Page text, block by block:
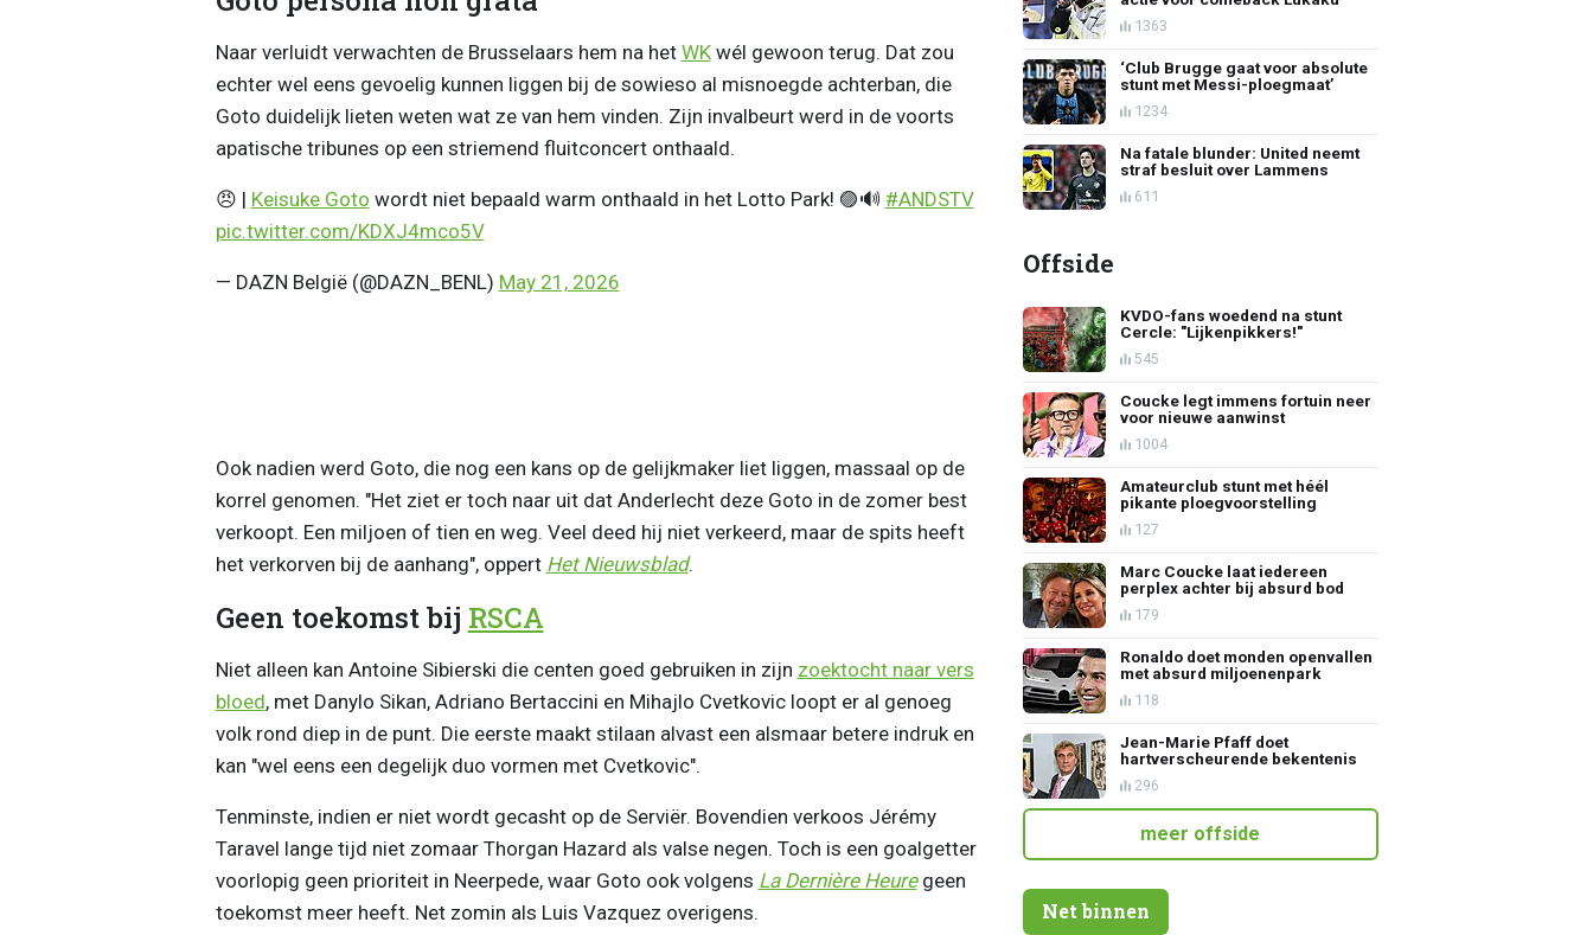
Naar verluidt verwachten de Brusselaars hem na het WKwél gewoon terug. Dat zou
echter wel eens gevoelig kunnen liggen bij de sowieso al misnoegde achterban, die
Goto duidelijk lieten weten wat ze van hem vinden. Zijn invalbeurt werd in de voorts
apatische tribunes op een striemend fluitconcert onthaald.
😠 | Keisuke Goto wordt niet bepaald warm onthaald in het Lotto Park! 🟣🔊 #ANDSTV
pic.twitter.com/KDXJ4mco5V
— DAZN België (@DAZN_BENL) May 21, 2026
Ook nadien werd Goto, die nog een kans op de gelijkmaker liet liggen, massaal op de
korrel genomen. "Het ziet er toch naar uit dat Anderlecht deze Goto in de zomer best
verkoopt. Een miljoen of tien en weg. Veel deed hij niet verkeerd, maar de spits heeft
het verkorven bij de aanhang", oppert Het Nieuwsblad.
Geen toekomst bij RSCA
Niet alleen kan Antoine Sibierski die centen goed gebruiken in zijn zoektocht naar vers
bloed, met Danylo Sikan, Adriano Bertaccini en Mihajlo Cvetkovic loopt er al genoeg
volk rond diep in de punt. Die eerste maakt stilaan alvast een alsmaar betere indruk en
kan "wel eens een degelijk duo vormen met Cvetkovic".
Tenminste, indien er niet wordt gecasht op de Serviër. Bovendien verkoos Jérémy
Taravel lange tijd niet zomaar Thorgan Hazard als valse negen. Toch is een goalgetter
voorlopig geen prioriteit in Neerpede, waar Goto ook volgens La Dernière Heure geen
toekomst meer heeft. Net zomin als Luis Vazquez overigens.
1363
‘Club Brugge gaat voor absolute
stunt met Messi-ploegmaat’
1234
Na fatale blunder: United neemt
straf besluit over Lammens
611
Offside
KVDO-fans woedend na stunt
Cercle: "Lijkenpikkers!"
545
Coucke legt immens fortuin neer
voor nieuwe aanwinst
1004
Amateurclub stunt met héél
pikante ploegvoorstelling
127
Marc Coucke laat iedereen
perplex achter bij absurd bod
179
Ronaldo doet monden openvallen
met absurd miljoenenpark
118
Jean-Marie Pfaff doet
hartverscheurende bekentenis
296
meer offside
Net binnen